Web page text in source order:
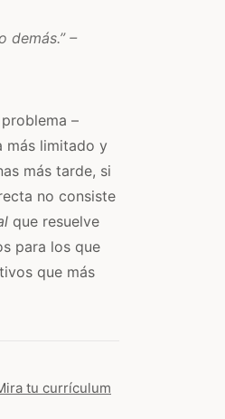
demás.” –
–
más limitado y
más tarde, si
no consiste
que resuelve
para los que
que más
tu currículum